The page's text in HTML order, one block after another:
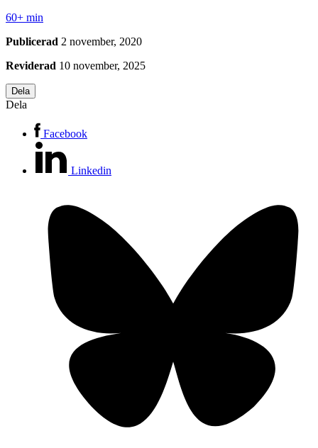
60+ min
Publicerad 2 november, 2020
Reviderad 10 november, 2025
Dela
Dela
Facebook
Linkedin